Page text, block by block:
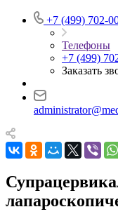
+7 (499) 702-
Телефоны
+7 (499)
Заказать